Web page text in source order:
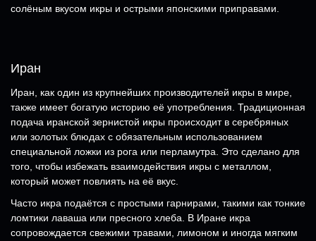
солёным вкусом икры и острыми японскими приправами.
Иран
Иран, как один из крупнейших производителей икры в мире,
также имеет богатую историю её употребления. Традиционная
подача иранской зернистой икры происходит в серебряных
или золотых блюдах с обязательным использованием
специальной ложки из рога или перламутра. Это сделано для
того, чтобы избежать взаимодействия икры с металлом,
который может повлиять на её вкус.
Часто икра подаётся с простыми гарнирами, такими как тонкие
ломтики лаваша или пресного хлеба. В Иране икра
сопровождается свежими травами, лимоном и иногда мягким